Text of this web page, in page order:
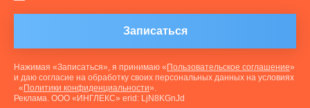
Записаться
Нажимая «Записаться», я принимаю « Пользовательское соглашение»
и даю согласие на обработку своих персональных данных на условиях
« Политики конфиденциальности».
Реклама. ООО «ИНГЛЕКС» erid: LjN8KGnJd